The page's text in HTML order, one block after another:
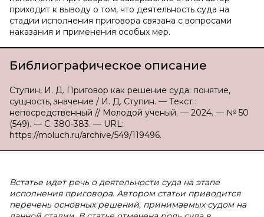
приходит к выводу о том, что деятельность суда на
стадии исполнения приговора связана с вопросами
наказания и применения особых мер.
Библиографическое описание
Ступин, И. Д. Приговор как решение суда: понятие,
сущность, значение / И. Д. Ступин. — Текст :
непосредственный // Молодой ученый. — 2024. — № 50
(549). — С. 380-383. — URL:
https://moluch.ru/archive/549/119496.
Встатье идет речь о деятельности суда на этапе
исполнения приговора. Автором статьи приводится
перечень основных решений, принимаемых судом на